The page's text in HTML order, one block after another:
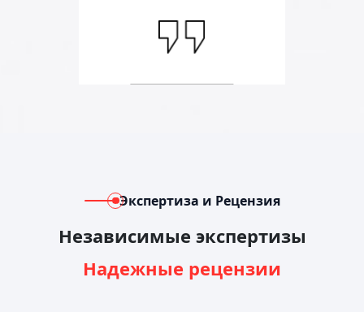
Экспертиза и Рецензия
Независимые экспертизы
Надежные рецензии